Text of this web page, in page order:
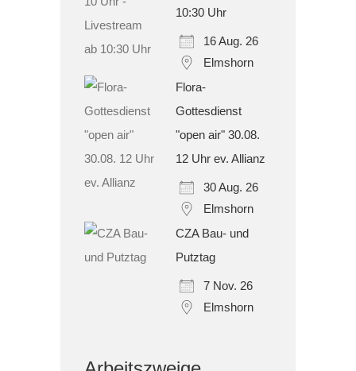
10:30 Uhr
16 Aug. 26
Elmshorn
Flora-
Gottesdienst
"open air" 30.08.
12 Uhr ev. Allianz
30 Aug. 26
Elmshorn
CZA Bau- und
Putztag
7 Nov. 26
Elmshorn